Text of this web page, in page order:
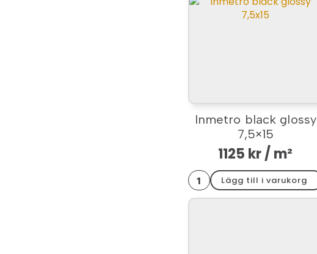
Inmetro black glossy
7,5×15
1125 kr/ m²
Inmetro
black
glossy
7,5x15
Lägg till i varukorg